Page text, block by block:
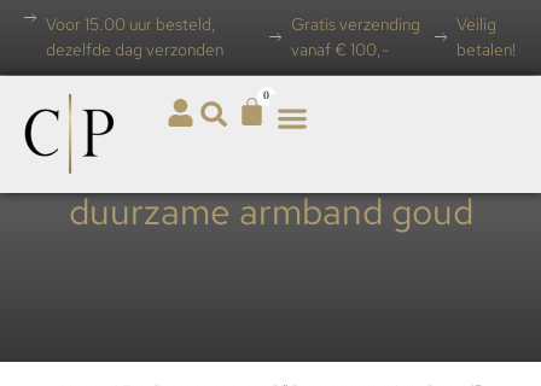
Voor 15.00 uur besteld,
dezelfde dag verzonden
Gratis verzending
vanaf € 100,-
Veilig
betalen!
0
duurzame armband goud